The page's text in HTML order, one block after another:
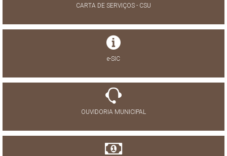
CARTA DE SERVIÇOS - CSU
e-SIC
OUVIDORIA MUNICIPAL